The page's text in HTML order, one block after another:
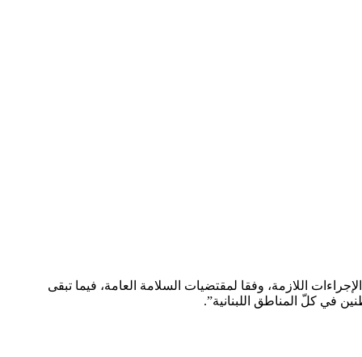
اللازمة، وفقا لمقتضيات السلامة العامة، فيما تبقى
في كلّ المناطق اللبنانية”.